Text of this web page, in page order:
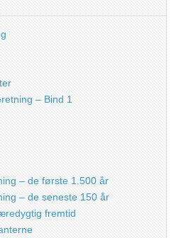
– Bind 1
– de første 1.500 år
– de seneste 150 år
fremtid